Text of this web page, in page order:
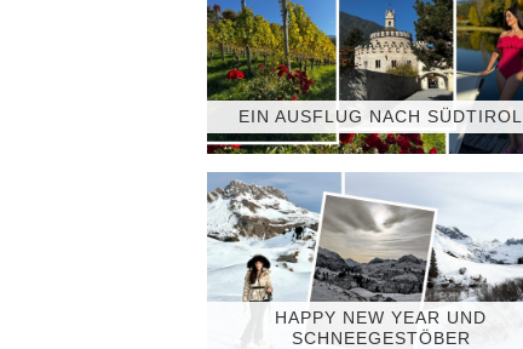
EIN AUSFLUG NACH SÜDTIROL
HAPPY NEW YEAR UND
SCHNEEGESTÖBER